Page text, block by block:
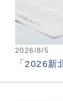
2026/8/5
「2026新